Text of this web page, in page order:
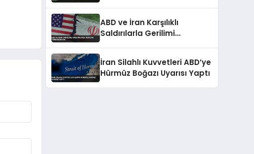
ABD ve İran Karşılıklı
Saldırılarla Gerilimi
İran Silahlı Kuvvetleri ABD’ye
Hürmüz Boğazı Uyarısı Yaptı